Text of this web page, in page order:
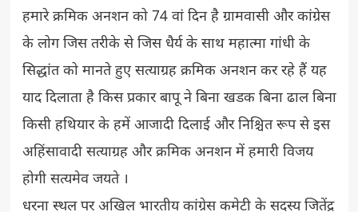
हमारे क्रमिक अनशन को 74 वां दिन है ग्रामवासी और कांग्रेस
के लोग जिस तरीके से जिस धैर्य के साथ महात्मा गांधी के
सिद्धांत को मानते हुए सत्याग्रह क्रमिक अनशन कर रहे हैं यह
याद दिलाता है किस प्रकार बापू ने बिना खडक बिना ढाल बिना
किसी हथियार के हमें आजादी दिलाई और निश्चित रूप से इस
अहिंसावादी सत्याग्रह और क्रमिक अनशन में हमारी विजय
होगी सत्यमेव जयते ।
धरना स्थल पर अखिल भारतीय कांग्रेस कमेटी के सदस्य जितेंद्र